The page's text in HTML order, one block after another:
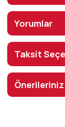
Yorumlar
Taksit
Önerileriniz